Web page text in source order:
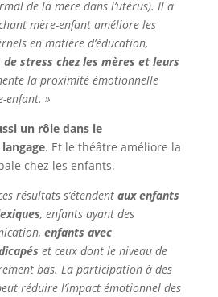
de la mère dans l’utérus). Il a
mère-enfant améliore les
en matière d’éducation,
stress chez les mères et leurs
la proximité émotionnelle
enfant. »
un rôle dans le
. Et le théâtre améliore la
chez les enfants.
résultats s’étendent aux enfants
, enfants ayant des
enfants avec
et ceux dont le niveau de
bas. La participation à des
réduire l’impact émotionnel des